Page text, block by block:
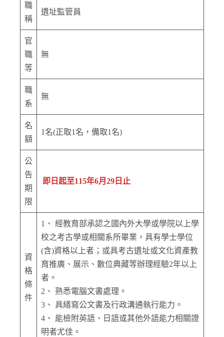
職
稱
遺址監管員
官
職
等
無
職
系
無
名
額
1名(正取1名，備取1名)
公
告
期
限
即日起至115年6月29日止
資
格
條
件
1、 經教育部承認之國內外大學或學院以上學
校之考古學或相關系所畢業，具有學士學位
(含)資格以上者；或具考古遺址或文化資產教
育推廣、展示、數位典藏等辦理經驗2年以上
者。
2、 熟悉電腦文書處理。
3、 具繕寫公文書及行政溝通執行能力。
4、 能檢附英語、日語或其他外語能力相關證
明者尤佳。